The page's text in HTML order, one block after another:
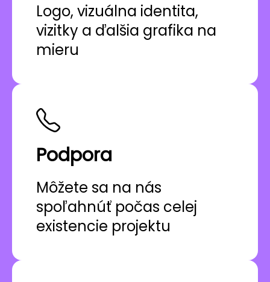
Logo, vizuálna identita,
vizitky a ďalšia grafika na
mieru
Podpora
Môžete sa na nás
spoľahnúť počas celej
existencie projektu